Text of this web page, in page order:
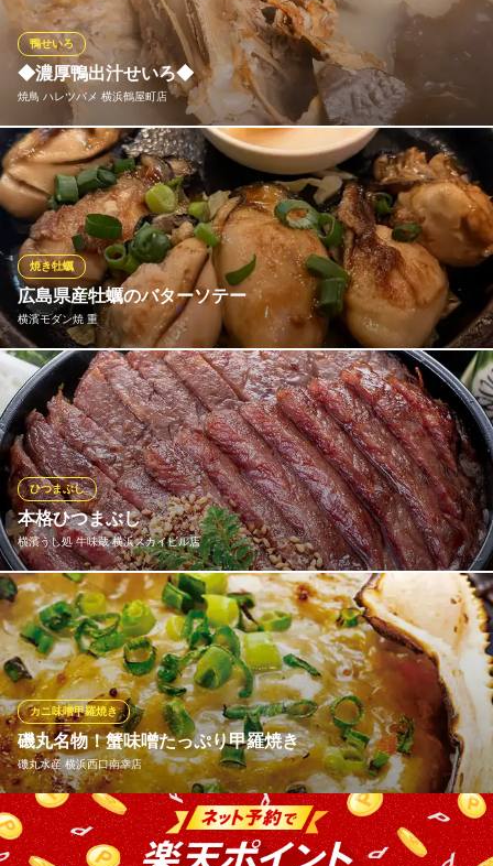
は他では味わえない当店オリジナル♪肉好きには堪らない逸品です
★
個室居酒屋 葵屋 横浜鶴屋町店
極上肉料理×個室居酒屋
ＪＲ横浜駅 徒歩2分
神奈川県横浜市神奈川区鶴屋町2-15-3 CRANEYOKOHAMA3F
◆濃厚鴨出汁せいろ◆
焼鳥 ハレツバメ 横浜鶴屋町店
鴨せいろ
鴨ガラと昆布を合わせてじっくり炊き煮出した鴨出汁と、藻塩で
そで肉をグリルし、染み出した鴨脂を合わせた塩ベースの極上鴨
汁。お一人様で〆るのに丁度良いサイズですので、人数分の注文
がおすすめです。
※こちらは夜のみのこだわりです。
焼鳥 ハレツバメ 横浜鶴屋町店
鶏の旨味を味わう居酒屋
ＪＲ横浜駅きた西口 徒歩1分
神奈川県横浜市神奈川区鶴屋町2-17-1 相鉄岩崎学園ビルB1
広島県産牡蠣のバターソテー
横濱モダン焼 重
焼き牡蠣
牡蠣・海老・ホタテ・イカ・その他本日の魚介あります。 TOPペ
ージ[新着情報]が最新の情報となり、売り切れ次第終了となりま
す。
横濱モダン焼 重
ハマ横丁鉄板焼き居酒屋
ＪＲ横浜駅 徒歩3分
神奈川県横浜市神奈川区鶴屋町2-11-4 ハマ横丁2F
本格ひつまぶし
横濱うし処 牛味蔵 横浜スカイビル店
ひつまぶし
山形県蔵王より厳選した黒毛和牛4等級の牝牛のみを仕入れ肉質が
柔らかく程よい霜降りのリブロース芯のみ贅沢に使用しました。
そのままお召し上がりいただいた後は、薬味を加え様々な味に！
最後はアツアツのあごだしをかけ、お茶漬けでお楽しみいただけ
ます。 また、うなぎのひつまぶしもご用意いたしました。
横濱うし処 牛味蔵 横浜スカイビル店
牛たん牛肉寿司肉料理
ＪＲ横浜駅 徒歩3分
神奈川県横浜市西区高島2-19-12 スカイビル11F
磯丸名物！蟹味噌たっぷり甲羅焼き
磯丸水産 横浜西口南幸店
カニ味噌甲羅焼き
当店人気No.1！蟹味噌と秘伝の味をプラスした、リピーター多数
の蟹味噌甲羅焼き！初めての磯丸体験ならこのメニューで決ま